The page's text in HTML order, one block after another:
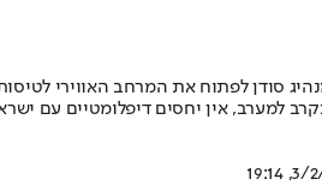
סודן לפתוח את המרחב האווירי
למערב, אין יחסים דיפלומטיים עם
3/2/